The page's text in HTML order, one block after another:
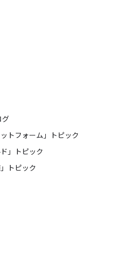
グ
トフォーム」トピック
」トピック
トピック